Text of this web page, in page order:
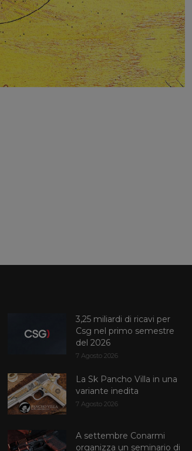
3,25 miliardi di ricavi per
Csg nel primo semestre
del 2026
7 Agosto 2026
La Sk Pancho Villa in una
variante inedita
7 Agosto 2026
A settembre Conarmi
organizza un seminario di